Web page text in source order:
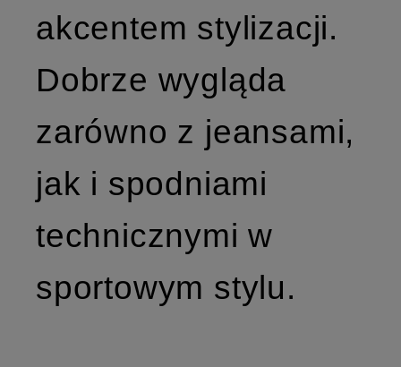
akcentem stylizacji.
Dobrze wygląda
zarówno z jeansami,
jak i spodniami
technicznymi w
sportowym stylu.